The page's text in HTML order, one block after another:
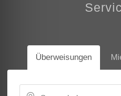
Überweisungen